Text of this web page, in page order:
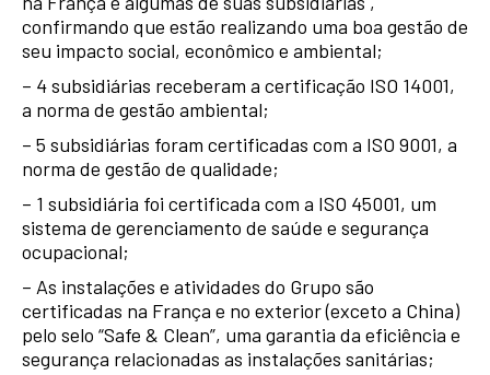
confirmando que estão realizando uma boa gestão de
seu impacto social, econômico e ambiental;
– 4 subsidiárias receberam a certificação ISO 14001,
a norma de gestão ambiental;
– 5 subsidiárias foram certificadas com a ISO 9001, a
norma de gestão de qualidade;
– 1 subsidiária foi certificada com a ISO 45001, um
sistema de gerenciamento de saúde e segurança
ocupacional;
– As instalações e atividades do Grupo são
certificadas na França e no exterior (exceto a China)
pelo selo “Safe & Clean”, uma garantia da eficiência e
segurança relacionadas as instalações sanitárias;